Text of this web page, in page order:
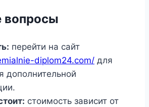
вопросы
перейти на сайт
diplom24.com/ для
дополнительной
стоимость зависит от